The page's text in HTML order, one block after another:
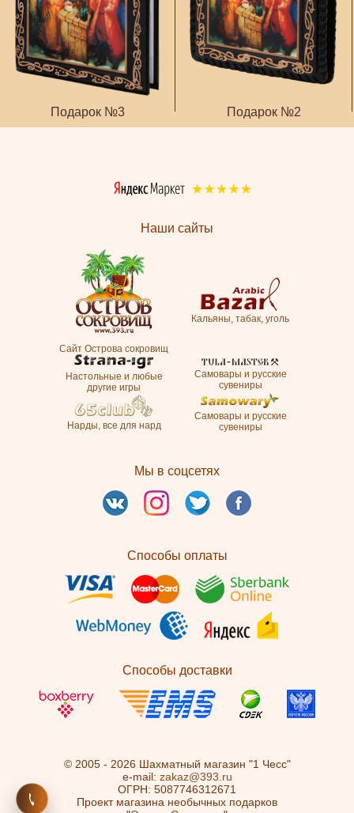
Подарок №3 Подарок №2
Наши сайты
Сайт Острова сокровищ
Кальяны, табак, уголь
Настольные и любые
другие игры
Самовары и русские
сувениры
Нарды, все для нард
Самовары и русские
сувениры
Мы в соцсетях
Способы оплаты
Способы доставки
© 2005 - 2026 Шахматный магазин "1 Чесс"
e-mail: zakaz@393.ru
ОГРН: 5087746312671
Проект магазина необычных подарков